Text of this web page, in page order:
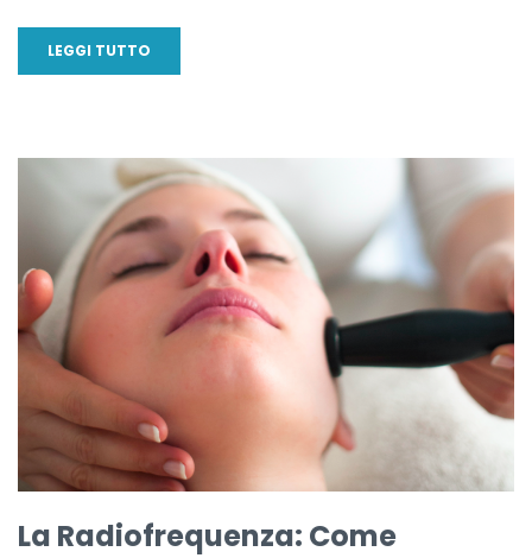
LEGGI TUTTO
La Radiofrequenza: Come